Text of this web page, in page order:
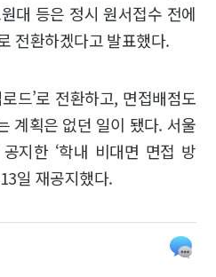
대 등은 정시 원서접수 전에
전환하겠다고 발표했다.
드’로 전환하고, 면접배점도
계획은 없던 일이 됐다. 서울
지한 ‘학내 비대면 면접 방
일 재공지했다.